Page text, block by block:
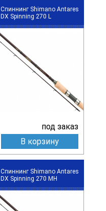
Спиннинг Shimano Antares
DX Spinning 270 L
под заказ
В корзину
Спиннинг Shimano Antares
DX Spinning 270 MH